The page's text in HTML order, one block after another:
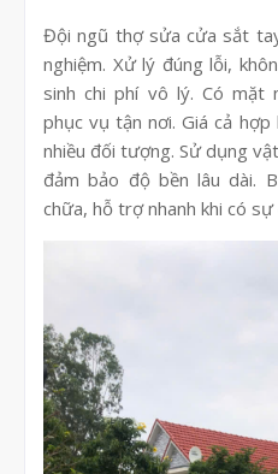
Đội ngũ thợ sửa cửa sắt
nghiệm. Xử lý đúng lỗi,
sinh chi phí vô lý. Có mặt
phục vụ tận nơi. Giá cả
nhiều đối tượng. Sử dụng
đảm bảo độ bền lâu dài.
chữa, hỗ trợ nhanh khi có sự